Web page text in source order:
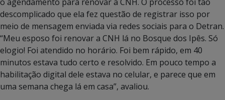
descomplicado que ela fez questão de registrar isso por
meio de mensagem enviada via redes sociais para o Detran.
“Meu esposo foi renovar a CNH lá no Bosque dos Ipês. Só
elogio! Foi atendido no horário. Foi bem rápido, em 40
minutos estava tudo certo e resolvido. Em pouco tempo a
habilitação digital dele estava no celular, e parece que em
uma semana chega lá em casa”, avaliou.